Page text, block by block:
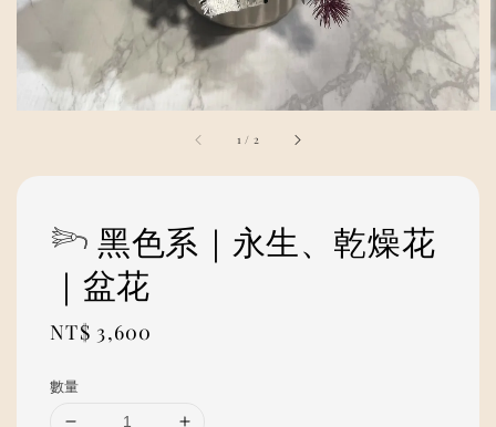
1 / 2
𓆸 黑色系｜永生、乾燥花
｜盆花
Regular
NT$ 3,600
數量